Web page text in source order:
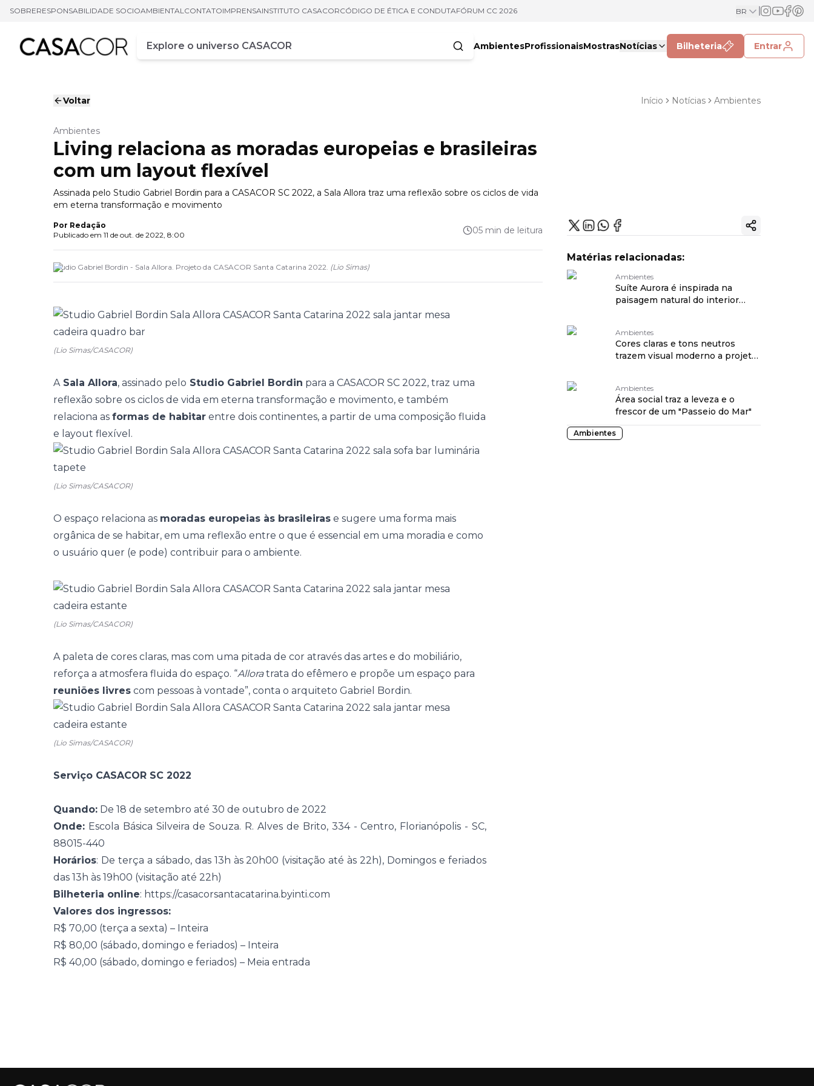
SOBRERESPONSABILIDADE SOCIOAMBIENTALCONTATOIMPRENSAINSTITUTO CASACORCÓDIGO DE ÉTICA E CONDUTAFÓRUM CC 2026 BR
Campo de busca
Digite pelo menos três caracteres
AmbientesProfissionaisMostrasNotícias Bilheteria Entrar
Voltar Início Notícias Ambientes
Ambientes
Living relaciona as moradas europeias e brasileiras
com um layout flexível
Assinada pelo Studio Gabriel Bordin para a CASACOR SC 2022, a Sala Allora traz uma reflexão sobre os ciclos de vida
em eterna transformação e movimento
Por Redação
Publicado em 11 de out. de 2022, 8:00 05 min de leitura
Studio Gabriel Bordin - Sala Allora. Projeto da CASACOR Santa Catarina 2022. (Lio Simas)
(Lio Simas/CASACOR)
ASala Allora, assinado pelo Studio Gabriel Bordin para a CASACOR SC 2022, traz uma
reflexão sobre os ciclos de vida em eterna transformação e movimento, e também
relaciona as formas de habitar entre dois continentes, a partir de uma composição fluida
e layout flexível.
(Lio Simas/CASACOR)
O espaço relaciona as moradas europeias às brasileiras e sugere uma forma mais
orgânica de se habitar, em uma reflexão entre o que é essencial em uma moradia e como
o usuário quer (e pode) contribuir para o ambiente.
(Lio Simas/CASACOR)
A paleta de cores claras, mas com uma pitada de cor através das artes e do mobiliário,
reforça a atmosfera fluida do espaço. “Alloratrata do efêmero e propõe um espaço para
reuniões livres com pessoas à vontade”, conta o arquiteto Gabriel Bordin.
(Lio Simas/CASACOR)
Serviço CASACOR SC 2022
Quando: De 18 de setembro até 30 de outubro de 2022
Onde: Escola Básica Silveira de Souza. R. Alves de Brito, 334 - Centro, Florianópolis - SC,
88015-440
Horários: De terça a sábado, das 13h às 20h00 (visitação até às 22h), Domingos e feriados
das 13h às 19h00 (visitação até 22h)
Bilheteria online: https://casacorsantacatarina.byinti.com
Valores dos ingressos:
R$ 70,00 (terça a sexta) – Inteira
R$ 80,00 (sábado, domingo e feriados) – Inteira
R$ 40,00 (sábado, domingo e feriados) – Meia entrada
Copiar link
Matérias relacionadas:
Ambientes
Suíte Aurora é inspirada na
paisagem natural do interior
Ambientes
Cores claras e tons neutros
trazem visual moderno a projeto
Ambientes
Área social traz a leveza e o
frescor de um "Passeio do Mar"
Ambientes